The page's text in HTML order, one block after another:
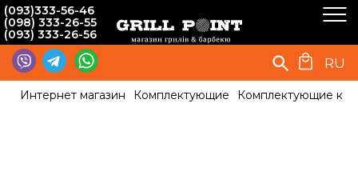
(093)333-56-46
(098) 333-26-55
(093) 333-26-56
RU
Интернет магазин Комплектующие Комплектующие к